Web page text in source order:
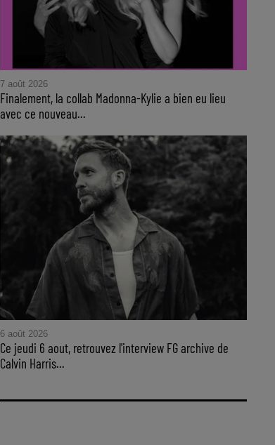
7 août 2026
Finalement, la collab Madonna-Kylie a bien eu lieu
avec ce nouveau...
6 août 2026
Ce jeudi 6 aout, retrouvez l'interview FG archive de
Calvin Harris...